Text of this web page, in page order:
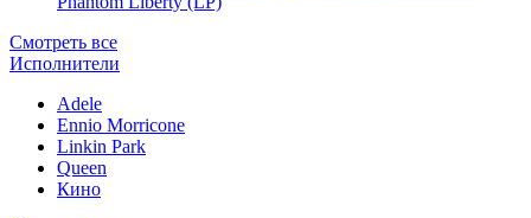
Смотреть все
Исполнители
Adele
Ennio Morricone
Linkin Park
Queen
Кино